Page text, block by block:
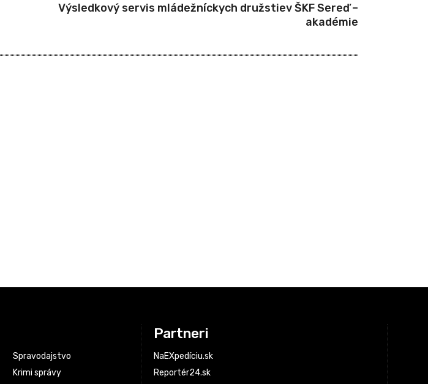
Výsledkový servis mládežníckych družstiev ŠKF Sereď –
akadémie
Spravodajstvo
Krimi správy
Partneri
NaEXpedíciu.sk
Reportér24.sk